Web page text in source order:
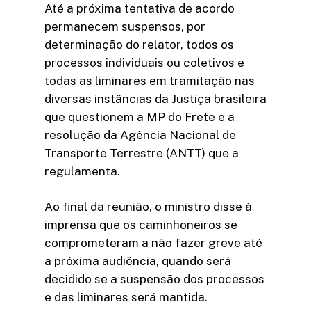
Até a próxima tentativa de acordo
permanecem suspensos, por
determinação do relator, todos os
processos individuais ou coletivos e
todas as liminares em tramitação nas
diversas instâncias da Justiça brasileira
que questionem a MP do Frete e a
resolução da Agência Nacional de
Transporte Terrestre (ANTT) que a
regulamenta.
Ao final da reunião, o ministro disse à
imprensa que os caminhoneiros se
comprometeram a não fazer greve até
a próxima audiência, quando será
decidido se a suspensão dos processos
e das liminares será mantida.